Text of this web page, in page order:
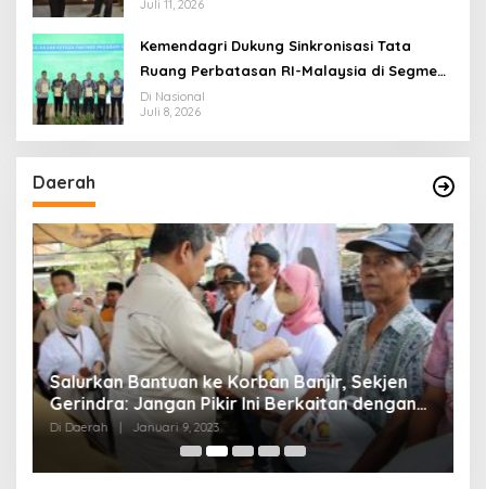
Legislasi
Juli 11, 2026
Kemendagri Dukung Sinkronisasi Tata
Ruang Perbatasan RI-Malaysia di Segmen
Sinapad-Sesai
Di Nasional
Juli 8, 2026
Daerah
Salurkan Bantuan ke Korban Banjir, Sekjen
Gerindra: Jangan Pikir Ini Berkaitan dengan
Agenda Politik
Di Daerah Januari 9, 2023